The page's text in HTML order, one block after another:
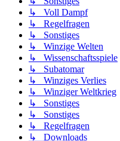
↳ Voll Dampf
↳ Regelfragen
↳ Sonstiges
↳ Winzige Welten
↳ Wissenschaftsspiele
↳ Subatomar
↳ Winziges Verlies
↳ Winziger Weltkrieg
↳ Sonstiges
↳ Sonstiges
↳ Regelfragen
↳ Downloads